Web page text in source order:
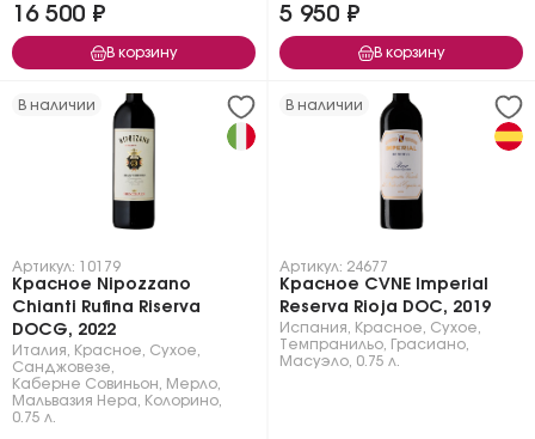
16 500 ₽
В корзину
5 950 ₽
В корзину
В наличии
Артикул: 10179
Красное Nipozzano
Chianti Rufina Riserva
DOCG, 2022
Италия Красное Сухое
Санджовезе
Каберне Совиньон
Мерло
Мальвазия Нера
Колорино
0.75 л.
В наличии
Артикул: 24677
Красное CVNE Imperial
Reserva Rioja DOC, 2019
Испания Красное Сухое
Темпранильо
Грасиано
Масуэло 0.75 л.